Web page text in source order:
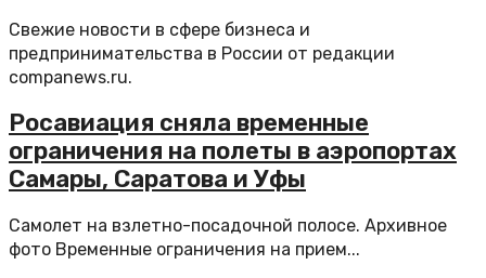
Свежие новости в сфере бизнеса и
предпринимательства в России от редакции
companews.ru.
Росавиация сняла временные
ограничения на полеты в аэропортах
Самары, Саратова и Уфы
Самолет на взлетно-посадочной полосе. Архивное
фото Временные ограничения на прием...